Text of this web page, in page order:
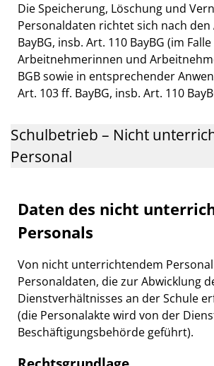
Die Speicherung, Löschung und
Personaldaten richtet sich nach den
BayBG, insb. Art. 110 BayBG (im
Arbeitnehmerinnen und
BGB sowie in entsprechender
Art. 103 ff. BayBG, insb. Art. 110
Schulbetrieb – Nicht
Personal
Daten des nicht
Personals
Von nicht unterrichtendem
Personaldaten, die zur Abwicklung
Dienstverhältnisses an der Schule
(die Personalakte wird von der
Beschäftigungsbehörde geführt).